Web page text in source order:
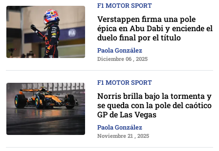
F1 MOTOR SPORT
Verstappen firma una pole
épica en Abu Dabi y enciende el
duelo final por el título
Paola González
Diciembre 06 , 2025
F1 MOTOR SPORT
Norris brilla bajo la tormenta y
se queda con la pole del caótico
GP de Las Vegas
Paola González
Noviembre 21 , 2025